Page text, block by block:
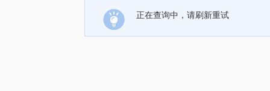
正在查询中，请刷新重试